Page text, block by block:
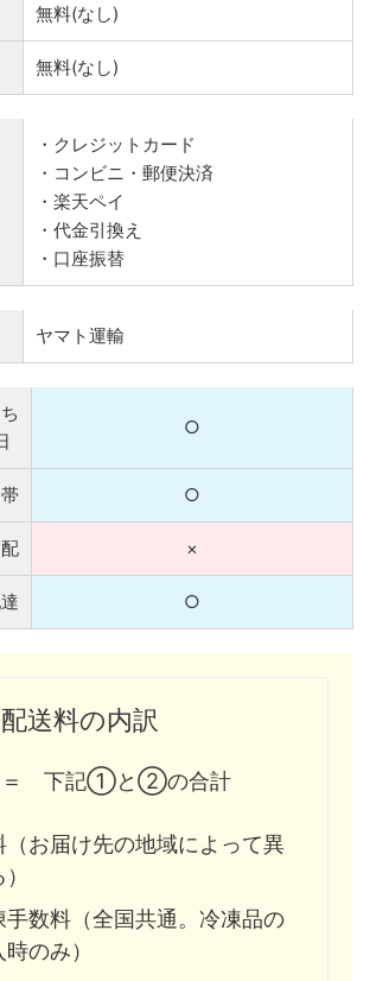
無料(なし)
無料(なし)
・クレジットカード
・コンビニ・郵便決済
・楽天ペイ
・代金引換え
・口座振替
ヤマト運輸
○
○
×
○
送料の内訳
下記①と②の合計
（お届け先の地域によって異
手数料（全国共通。冷凍品の
のみ）